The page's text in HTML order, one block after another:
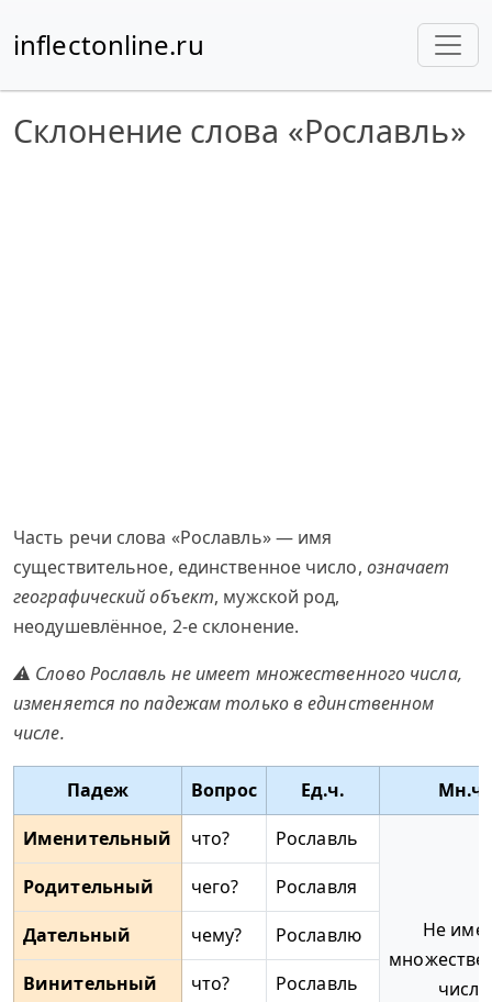
inflectonline.ru
Склонение слова «Рославль»
Часть речи слова «Рославль» — имя
существительное, единственное число, означает
географический объект, мужской род,
неодушевлённое, 2-е склонение.
⚠ Слово Рославль не имеет множественного числа,
изменяется по падежам только в единственном
числе.
Падеж Вопрос Ед.ч.
Мн.ч.
Именительный
что? Рославль
Не
числа
Родительный чего?
Рославля
Дательный
чему?
Рославлю
Винительный
что?
Рославль